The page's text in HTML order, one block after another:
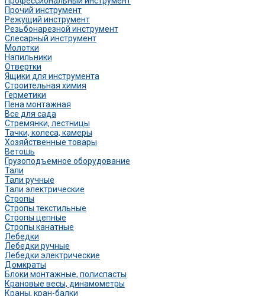
Прочий инструмент
Режущий инструмент
Резьбонарезной инструмент
Слесарный инструмент
Молотки
Напильники
Отвертки
Ящики для инструмента
Строительная химия
Герметики
Пена монтажная
Все для сада
Стремянки, лестницы
Тачки, колеса, камеры
Хозяйственные товары
Ветошь
Грузоподъемное оборудование
Тали
Тали ручные
Тали электрические
Стропы
Стропы текстильные
Стропы цепные
Стропы канатные
Лебедки
Лебедки ручные
Лебедки электрические
Домкраты
Блоки монтажные, полиспасты
Крановые весы, динамометры
Краны, кран-балки